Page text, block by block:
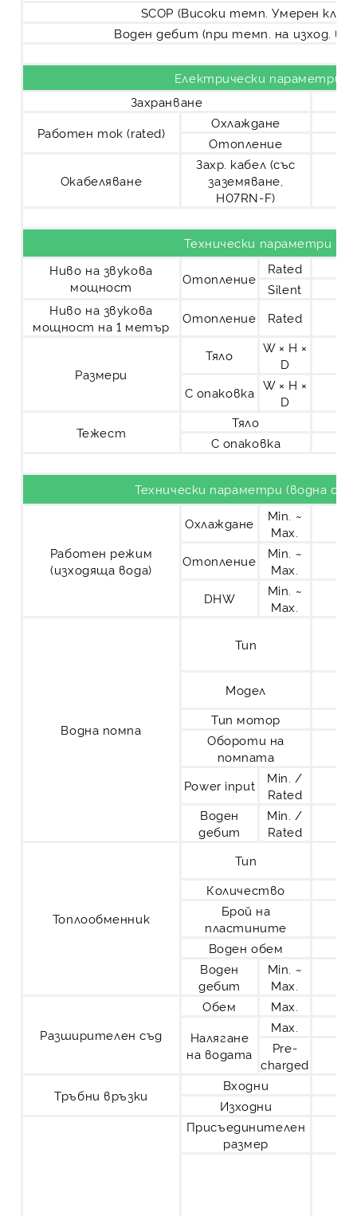
SCOP (Високи темп. Умерен
Воден дебит (при темп. на изход.
Електрически параметри
Захранване
Работен ток (rated)
Охлаждане
Отопление
Окабеляване
Захр. кабел (със
заземяване,
H07RN-F)
Технически параметри
Ниво на звукова
мощност
Отопление
Rated
Silent
Ниво на звукова
мощност на 1 метър
Отопление Rated
Размери
Тяло
W × H ×
D
С опаковка W × H ×
D
Тежест
Тяло
С опаковка
Технически параметри (водна
Работен режим
(изходяща вода)
Охлаждане
Min. ~
Max.
Отопление
Min. ~
Max.
DHW
Min. ~
Max.
Водна помпа
Тип
Модел
Тип мотор
Обороти на
помпата
Power input
Min. /
Rated
Воден
дебит
Min. /
Rated
Топлообменник
Тип
Количество
Брой на
пластините
Воден обем
Воден
дебит
Min. ~
Max.
Разширителен съд
Обем
Max.
Налягане
на водата
Max.
Pre-
charged
Тръбни връзки
Входни
Изходни
Присъединителен
размер